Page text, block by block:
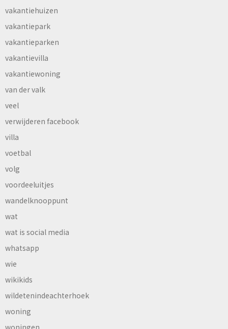
vakantiehuizen
vakantiepark
vakantieparken
vakantievilla
vakantiewoning
van der valk
veel
verwijderen facebook
villa
voetbal
volg
voordeeluitjes
wandelknooppunt
wat
wat is social media
whatsapp
wie
wikikids
wildetenindeachterhoek
woning
woningen